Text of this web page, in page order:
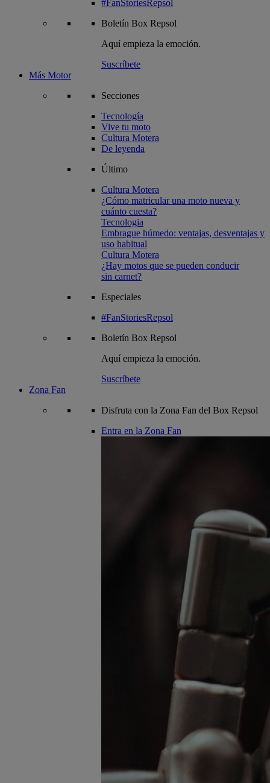
#FanStoriesRepsol
Boletín Box Repsol
Aquí empieza la emoción.
Suscríbete
Más Motor
Secciones
Tecnología
Vive tu moto
Cultura Motera
De leyenda
Último
Cultura Motera
¿Cómo matricular una moto nueva y
cuánto cuesta?
Tecnologia
Embrague húmedo: ventajas, desventajas y
uso habitual
Cultura Motera
¿Hay motos que se pueden conducir
sin carnet?
Especiales
#FanStoriesRepsol
Boletín Box Repsol
Aquí empieza la emoción.
Suscríbete
Zona Fan
Disfruta con la Zona Fan del Box Repsol
Entra en la Zona Fan